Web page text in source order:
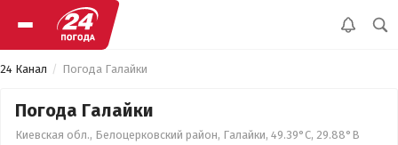
24 Канал Погода Галайки
Погода Галайки
Киевская обл., Белоцерковский район, Галайки, 49.39°С, 29.88°В